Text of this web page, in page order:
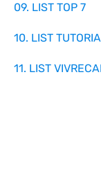
09. LIST TOP 7
10. LIST
11. LIST